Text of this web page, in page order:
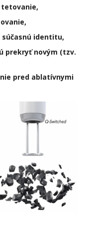
identitu,
prekryť novým (tzv.
pred ablatívnymi